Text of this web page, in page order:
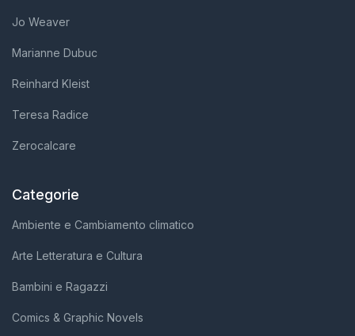
Jo Weaver
Marianne Dubuc
Reinhard Kleist
Teresa Radice
Zerocalcare
Categorie
Ambiente e Cambiamento climatico
Arte Letteratura e Cultura
Bambini e Ragazzi
Comics & Graphic Novels